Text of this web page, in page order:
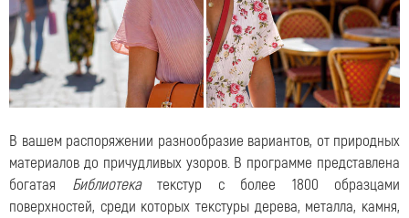
В вашем распоряжении разнообразие вариантов, от природных
материалов до причудливых узоров. В программе представлена
богатая Библиотекатекстур с более 1800 образцами
поверхностей, среди которых текстуры дерева, металла, камня,